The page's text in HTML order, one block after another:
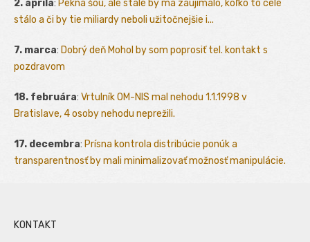
2. apríla: Pekná šou, ale stále by ma zaujímalo, koľko to celé
stálo a či by tie miliardy neboli užitočnejšie i...
7. marca: Dobrý deň Mohol by som poprosiť tel. kontakt s
pozdravom
18. februára: Vrtulník OM-NIS mal nehodu 1.1.1998 v
Bratislave, 4 osoby nehodu neprežili.
17. decembra: Prísna kontrola distribúcie ponúk a
transparentnosť by mali minimalizovať možnosť manipulácie.
KONTAKT